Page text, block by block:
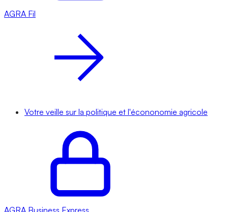
AGRA Fil
Votre veille sur la politique et l'écononomie agricole
AGRA Business Express